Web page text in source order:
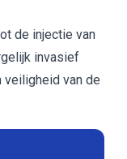
de injectie van
invasief
veiligheid van de